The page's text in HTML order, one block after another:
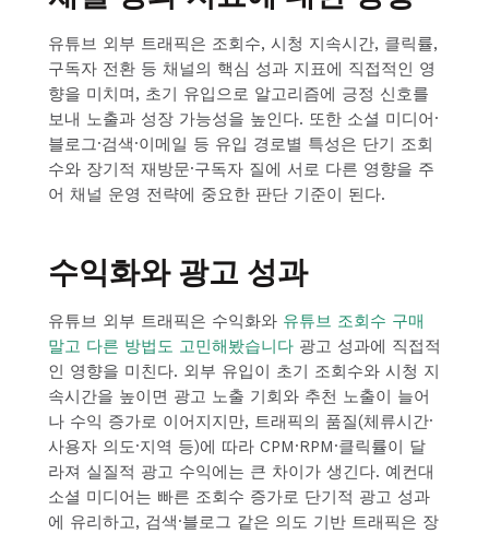
유튜브 외부 트래픽은 조회수, 시청 지속시간, 클릭률,
구독자 전환 등 채널의 핵심 성과 지표에 직접적인 영
향을 미치며, 초기 유입으로 알고리즘에 긍정 신호를
보내 노출과 성장 가능성을 높인다. 또한 소셜 미디어·
블로그·검색·이메일 등 유입 경로별 특성은 단기 조회
수와 장기적 재방문·구독자 질에 서로 다른 영향을 주
어 채널 운영 전략에 중요한 판단 기준이 된다.
수익화와 광고 성과
유튜브 외부 트래픽은 수익화와 유튜브 조회수 구매
말고 다른 방법도 고민해봤습니다 광고 성과에 직접적
인 영향을 미친다. 외부 유입이 초기 조회수와 시청 지
속시간을 높이면 광고 노출 기회와 추천 노출이 늘어
나 수익 증가로 이어지지만, 트래픽의 품질(체류시간·
사용자 의도·지역 등)에 따라 CPM·RPM·클릭률이 달
라져 실질적 광고 수익에는 큰 차이가 생긴다. 예컨대
소셜 미디어는 빠른 조회수 증가로 단기적 광고 성과
에 유리하고, 검색·블로그 같은 의도 기반 트래픽은 장